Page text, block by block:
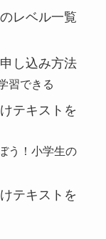
レベル一覧
し込み方法
習できる
テキストを
う！小学生の
テキストを